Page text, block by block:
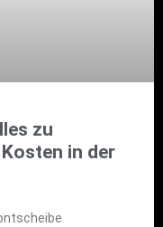
zu
in der